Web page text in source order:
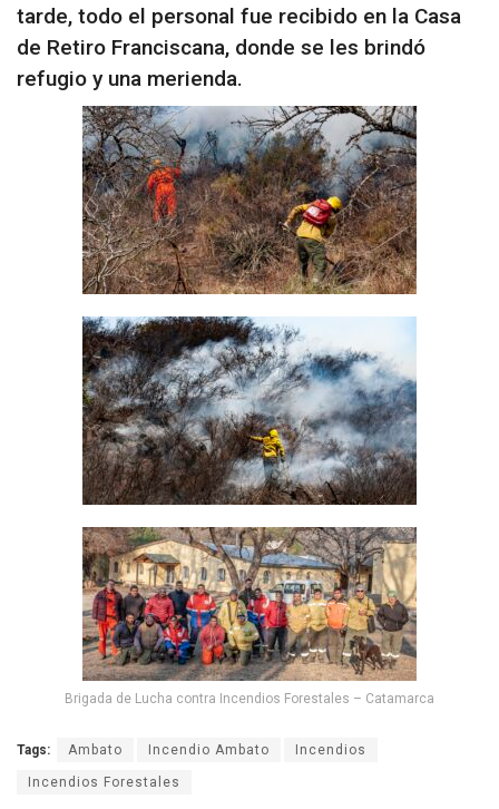
tarde, todo el personal fue recibido en la Casa
de Retiro Franciscana, donde se les brindó
refugio y una merienda.
Brigada de Lucha contra Incendios Forestales – Catamarca
Tags: Ambato Incendio Ambato Incendios
Incendios Forestales